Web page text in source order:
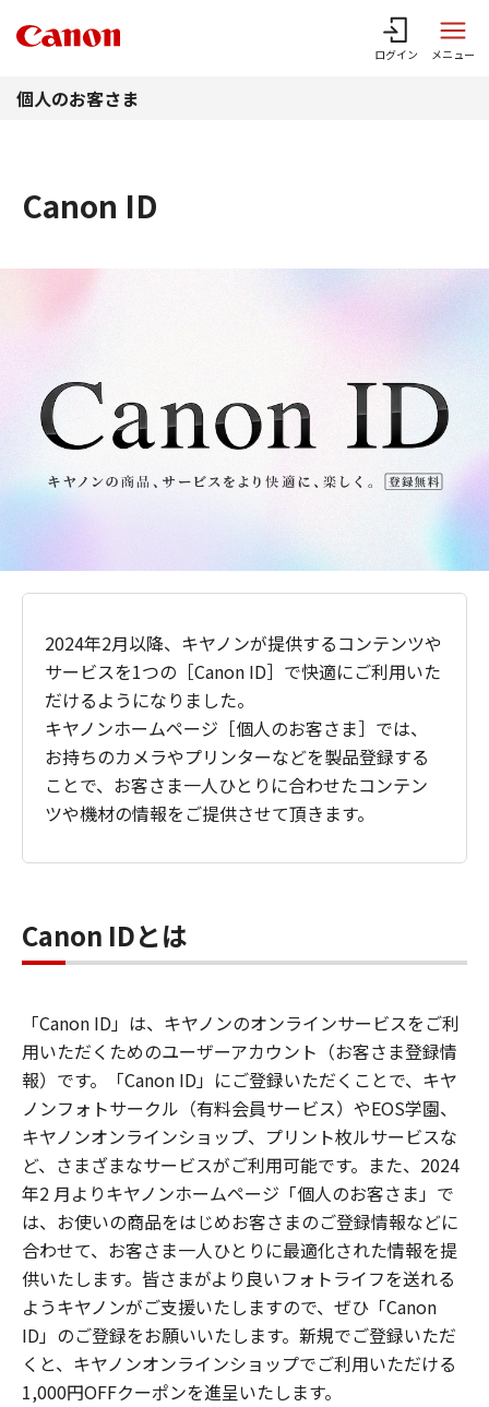
ログイン メニュー
個人のお客さま
Canon ID
2024年2月以降、キヤノンが提供するコンテンツや
サービスを1つの［Canon ID］で快適にご利用いた
だけるようになりました。
キヤノンホームページ［個人のお客さま］では、
お持ちのカメラやプリンターなどを製品登録する
ことで、お客さま一人ひとりに合わせたコンテン
ツや機材の情報をご提供させて頂きます。
Canon IDとは
「Canon ID」は、キヤノンのオンラインサービスをご利
用いただくためのユーザーアカウント（お客さま登録情
報）です。「Canon ID」にご登録いただくことで、キヤ
ノンフォトサークル（有料会員サービス）やEOS学園、
キヤノンオンラインショップ、プリント枚ルサービスな
ど、さまざまなサービスがご利用可能です。また、2024
年2 月よりキヤノンホームページ「個人のお客さま」で
は、お使いの商品をはじめお客さまのご登録情報などに
合わせて、お客さま一人ひとりに最適化された情報を提
供いたします。皆さまがより良いフォトライフを送れる
ようキヤノンがご支援いたしますので、ぜひ「Canon
ID」のご登録をお願いいたします。新規でご登録いただ
くと、キヤノンオンラインショップでご利用いただける
1,000円OFFクーポンを進呈いたします。